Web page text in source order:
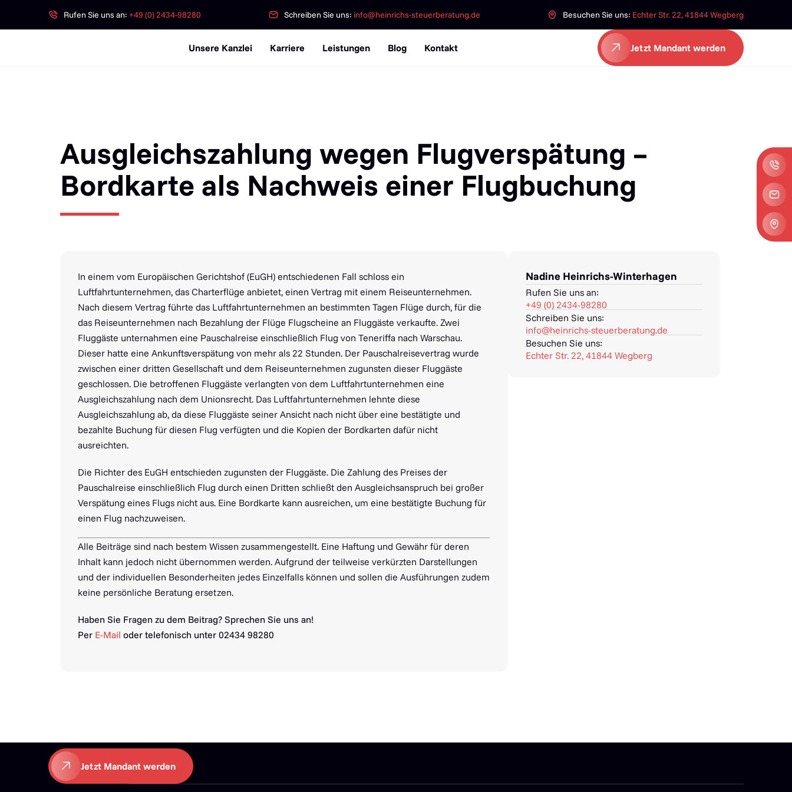
Rufen Sie uns an: +49 (0) 2434-98280 Schreiben Sie uns: info@heinrichs-steuerberatung.de Besuchen Sie uns: Echter Str. 22, 41844 Wegberg
Unsere Kanzlei Karriere Leistungen Blog Kontakt Jetzt Mandant werden
Ausgleichszahlung wegen Flugverspätung –
Bordkarte als Nachweis einer Flugbuchung
In einem vom Europäischen Gerichtshof (EuGH) entschiedenen Fall schloss ein
Luftfahrtunternehmen, das Charterflüge anbietet, einen Vertrag mit einem Reiseunternehmen.
Nach diesem Vertrag führte das Luftfahrtunternehmen an bestimmten Tagen Flüge durch, für die
das Reiseunternehmen nach Bezahlung der Flüge Flugscheine an Fluggäste verkaufte. Zwei
Fluggäste unternahmen eine Pauschalreise einschließlich Flug von Teneriffa nach Warschau.
Dieser hatte eine Ankunftsverspätung von mehr als 22 Stunden. Der Pauschalreisevertrag wurde
zwischen einer dritten Gesellschaft und dem Reiseunternehmen zugunsten dieser Fluggäste
geschlossen. Die betroffenen Fluggäste verlangten von dem Luftfahrtunternehmen eine
Ausgleichszahlung nach dem Unionsrecht. Das Luftfahrtunternehmen lehnte diese
Ausgleichszahlung ab, da diese Fluggäste seiner Ansicht nach nicht über eine bestätigte und
bezahlte Buchung für diesen Flug verfügten und die Kopien der Bordkarten dafür nicht
ausreichten.
Die Richter des EuGH entschieden zugunsten der Fluggäste. Die Zahlung des Preises der
Pauschalreise einschließlich Flug durch einen Dritten schließt den Ausgleichsanspruch bei großer
Verspätung eines Flugs nicht aus. Eine Bordkarte kann ausreichen, um eine bestätigte Buchung für
einen Flug nachzuweisen.
Alle Beiträge sind nach bestem Wissen zusammengestellt. Eine Haftung und Gewähr für deren
Inhalt kann jedoch nicht übernommen werden. Aufgrund der teilweise verkürzten Darstellungen
und der individuellen Besonderheiten jedes Einzelfalls können und sollen die Ausführungen zudem
keine persönliche Beratung ersetzen.
Haben Sie Fragen zu dem Beitrag? Sprechen Sie uns an!
Per E-Mail oder telefonisch unter 02434 98280
Nadine Heinrichs-Winterhagen
Rufen Sie uns an:
+49 (0) 2434-98280
Schreiben Sie uns:
info@heinrichs-steuerberatung.de
Besuchen Sie uns:
Echter Str. 22, 41844 Wegberg
Jetzt Mandant werden